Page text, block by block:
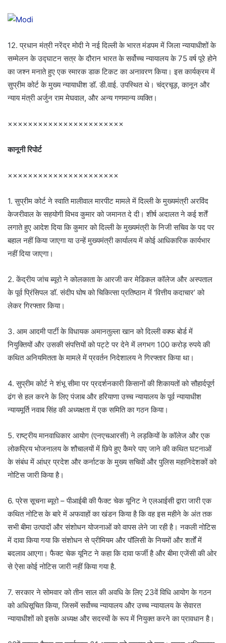
12. प्रधान मंत्री नरेंद्र मोदी ने नई दिल्ली के भारत मंडपम में जिला न्यायाधीशों के
सम्मेलन के उद्घाटन सत्र के दौरान भारत के सर्वोच्च न्यायालय के 75 वर्ष पूरे होने
का जश्न मनाते हुए एक स्मारक डाक टिकट का अनावरण किया। इस कार्यक्रम में
सुप्रीम कोर्ट के मुख्य न्यायाधीश डॉ. डी.वाई. उपस्थित थे। चंद्रचूड़, कानून और
न्याय मंत्री अर्जुन राम मेघवाल, और अन्य गणमान्य व्यक्ति।
×××××××××××××××××××××××
कानूनी रिपोर्ट
××××××××××××××××××××××
1. सुप्रीम कोर्ट ने स्वाति मालीवाल मारपीट मामले में दिल्ली के मुख्यमंत्री अरविंद
केजरीवाल के सहयोगी विभव कुमार को जमानत दे दी। शीर्ष अदालत ने कई शर्तें
लगाते हुए आदेश दिया कि कुमार को दिल्ली के मुख्यमंत्री के निजी सचिव के पद पर
बहाल नहीं किया जाएगा या उन्हें मुख्यमंत्री कार्यालय में कोई आधिकारिक कार्यभार
नहीं दिया जाएगा।
2. केंद्रीय जांच ब्यूरो ने कोलकाता के आरजी कर मेडिकल कॉलेज और अस्पताल
के पूर्व प्रिंसिपल डॉ. संदीप घोष को चिकित्सा प्रतिष्ठान में ‘वित्तीय कदाचार’ को
लेकर गिरफ्तार किया।
3. आम आदमी पार्टी के विधायक अमानतुल्ला खान को दिल्ली वक्फ बोर्ड में
नियुक्तियों और उसकी संपत्तियों को पट्टे पर देने में लगभग 100 करोड़ रुपये की
कथित अनियमितता के मामले में प्रवर्तन निदेशालय ने गिरफ्तार किया था।
4. सुप्रीम कोर्ट ने शंभू सीमा पर प्रदर्शनकारी किसानों की शिकायतों को सौहार्दपूर्ण
ढंग से हल करने के लिए पंजाब और हरियाणा उच्च न्यायालय के पूर्व न्यायाधीश
न्यायमूर्ति नवाब सिंह की अध्यक्षता में एक समिति का गठन किया।
5. राष्ट्रीय मानवाधिकार आयोग (एनएचआरसी) ने लड़कियों के कॉलेज और एक
लोकप्रिय भोजनालय के शौचालयों में छिपे हुए कैमरे पाए जाने की कथित घटनाओं
के संबंध में आंध्र प्रदेश और कर्नाटक के मुख्य सचिवों और पुलिस महानिदेशकों को
नोटिस जारी किया है।
6. प्रेस सूचना ब्यूरो – पीआईबी की फैक्ट चेक यूनिट ने एलआईसी द्वारा जारी एक
कथित नोटिस के बारे में अफवाहों का खंडन किया है कि वह इस महीने के अंत तक
सभी बीमा उत्पादों और संशोधन योजनाओं को वापस लेने जा रही है। नकली नोटिस
में दावा किया गया कि संशोधन से प्रीमियम और पॉलिसी के नियमों और शर्तों में
बदलाव आएगा। फैक्ट चेक यूनिट ने कहा कि दावा फर्जी है और बीमा एजेंसी की ओर
से ऐसा कोई नोटिस जारी नहीं किया गया है.
7. सरकार ने सोमवार को तीन साल की अवधि के लिए 23वें विधि आयोग के गठन
को अधिसूचित किया, जिसमें सर्वोच्च न्यायालय और उच्च न्यायालय के सेवारत
न्यायाधीशों को इसके अध्यक्ष और सदस्यों के रूप में नियुक्त करने का प्रावधान है।